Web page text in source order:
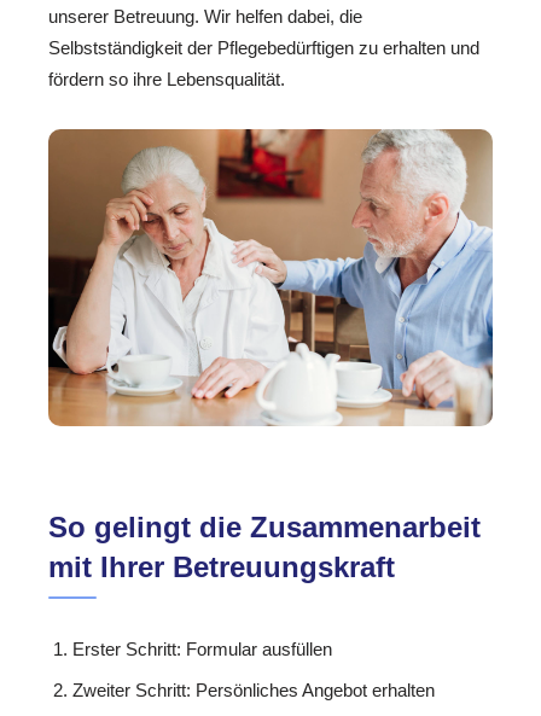
unserer Betreuung. Wir helfen dabei, die
Selbstständigkeit der Pflegebedürftigen zu erhalten und
fördern so ihre Lebensqualität.
So gelingt die Zusammenarbeit
mit Ihrer Betreuungskraft
Erster Schritt: Formular ausfüllen
Zweiter Schritt: Persönliches Angebot erhalten